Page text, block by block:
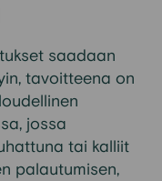
saadaan
tavoitteena on
jossa
tai kalliit
palautumisen,